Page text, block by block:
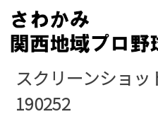
Skip
content
スクリーンショッ
190252